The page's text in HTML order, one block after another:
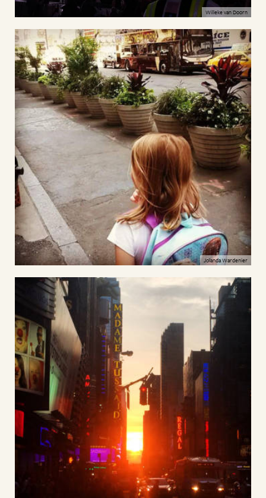
Willeke van Doorn
Jolanda Wardenier